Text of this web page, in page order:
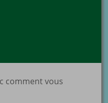
comment vous